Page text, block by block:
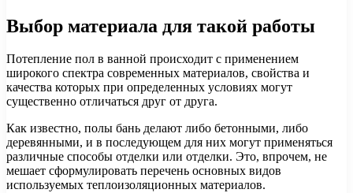
Выбор материала для такой работы
Потепление пол в ванной происходит с применением
широкого спектра современных материалов, свойства и
качества которых при определенных условиях могут
существенно отличаться друг от друга.
Как известно, полы бань делают либо бетонными, либо
деревянными, и в последующем для них могут применяться
различные способы отделки или отделки. Это, впрочем, не
мешает сформулировать перечень основных видов
используемых теплоизоляционных материалов.